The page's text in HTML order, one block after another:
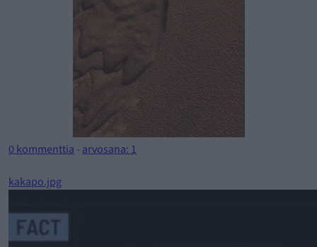
0 kommenttia - arvosana: 1
kakapo.jpg